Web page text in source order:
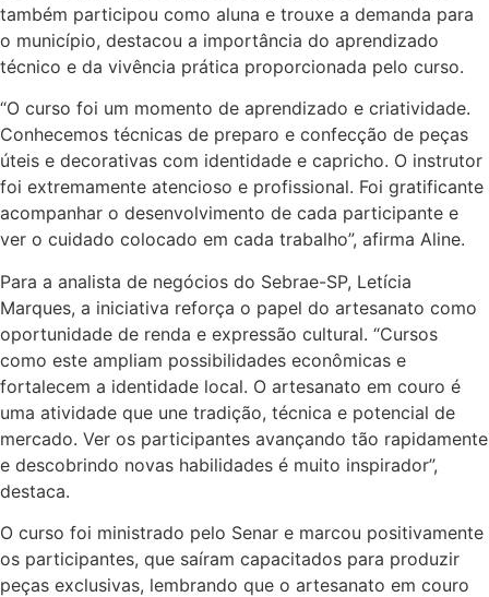
também participou como aluna e trouxe a demanda para
o município, destacou a importância do aprendizado
técnico e da vivência prática proporcionada pelo curso.
“O curso foi um momento de aprendizado e criatividade.
Conhecemos técnicas de preparo e confecção de peças
úteis e decorativas com identidade e capricho. O instrutor
foi extremamente atencioso e profissional. Foi gratificante
acompanhar o desenvolvimento de cada participante e
ver o cuidado colocado em cada trabalho”, afirma Aline.
Para a analista de negócios do Sebrae-SP, Letícia
Marques, a iniciativa reforça o papel do artesanato como
oportunidade de renda e expressão cultural. “Cursos
como este ampliam possibilidades econômicas e
fortalecem a identidade local. O artesanato em couro é
uma atividade que une tradição, técnica e potencial de
mercado. Ver os participantes avançando tão rapidamente
e descobrindo novas habilidades é muito inspirador”,
destaca.
O curso foi ministrado pelo Senar e marcou positivamente
os participantes, que saíram capacitados para produzir
peças exclusivas, lembrando que o artesanato em couro